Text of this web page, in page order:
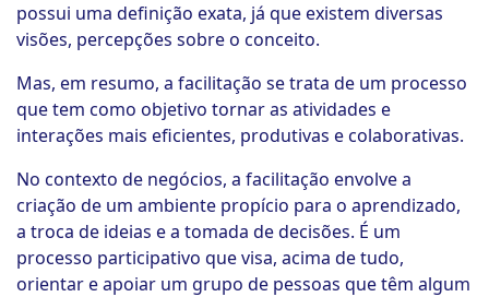
possui uma definição exata, já que existem diversas
visões, percepções sobre o conceito.
Mas, em resumo, a facilitação se trata de um processo
que tem como objetivo tornar as atividades e
interações mais eficientes, produtivas e colaborativas.
No contexto de negócios, a facilitação envolve a
criação de um ambiente propício para o aprendizado,
a troca de ideias e a tomada de decisões. É um
processo participativo que visa, acima de tudo,
orientar e apoiar um grupo de pessoas que têm algum